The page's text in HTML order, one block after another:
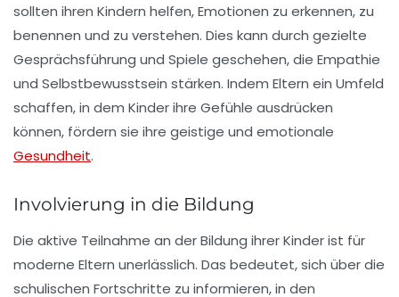
sollten ihren Kindern helfen, Emotionen zu erkennen, zu
benennen und zu verstehen. Dies kann durch gezielte
Gesprächsführung und Spiele geschehen, die Empathie
und Selbstbewusstsein stärken. Indem Eltern ein Umfeld
schaffen, in dem Kinder ihre Gefühle ausdrücken
können, fördern sie ihre geistige und emotionale
Gesundheit.
Involvierung in die Bildung
Die aktive Teilnahme an derBildung ihrer Kinder ist für
moderne Eltern unerlässlich. Das bedeutet, sich über die
schulischen Fortschritte zu informieren, in den